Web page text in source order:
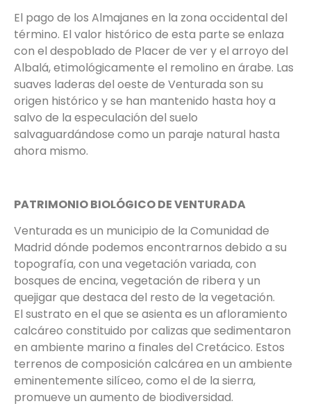
El pago de los Almajanes en la zona occidental del
término. El valor histórico de esta parte se enlaza
con el despoblado de Placer de ver y el arroyo del
Albalá, etimológicamente el remolino en árabe. Las
suaves laderas del oeste de Venturada son su
origen histórico y se han mantenido hasta hoy a
salvo de la especulación del suelo
salvaguardándose como un paraje natural hasta
ahora mismo.
PATRIMONIO BIOLÓGICO DE VENTURADA
Venturada es un municipio de la Comunidad de
Madrid dónde podemos encontrarnos debido a su
topografía, con una vegetación variada, con
bosques de encina, vegetación de ribera y un
quejigar que destaca del resto de la vegetación.
El sustrato en el que se asienta es un afloramiento
calcáreo constituido por calizas que sedimentaron
en ambiente marino a finales del Cretácico. Estos
terrenos de composición calcárea en un ambiente
eminentemente silíceo, como el de la sierra,
promueve un aumento de biodiversidad.